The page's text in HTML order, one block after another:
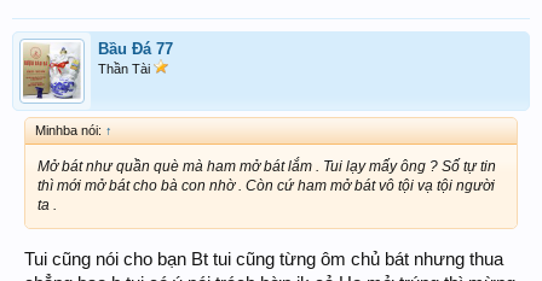
Bầu Đá 77
Thần Tài
Minhba nói: ↑
Mở bát như quần què mà ham mở bát lắm . Tui lạy mấy ông ? Số tự tin
thì mới mở bát cho bà con nhờ . Còn cứ ham mở bát vô tội vạ tội người
ta .
Tui cũng nói cho bạn Bt tui cũng từng ôm chủ bát nhưng thua